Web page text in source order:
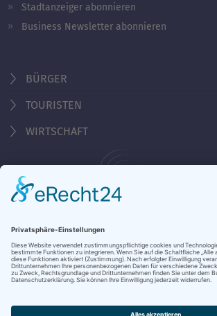
Stadtanzeiger abonnieren
Business Newsletter abonnieren
BÜRGER
TOURISTEN
WIRTSCHAFT
Behördennummer 115
KONTAKT
NOTRUFE & HOTLINES
JOBS
STADTANZEIGER
BROSCHÜREN
PRESSE
DATENSCHUTZ